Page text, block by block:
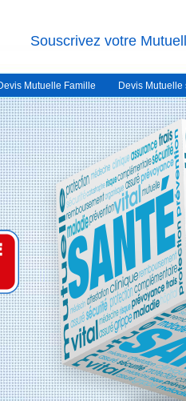
Souscrivez votre
Mutuelle Famille Devis